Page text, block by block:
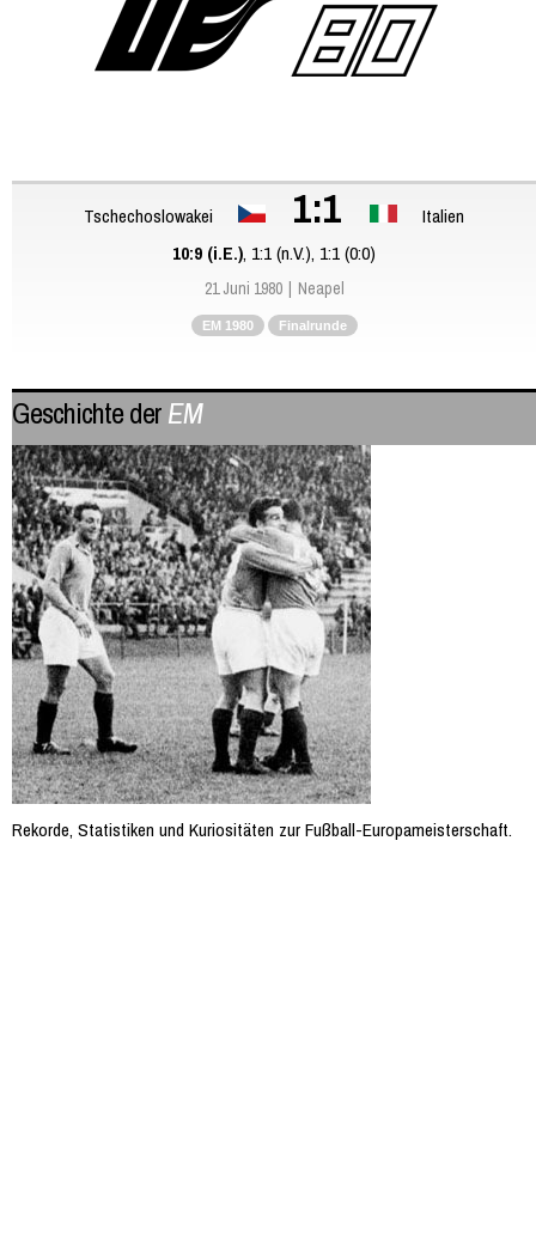
Tschechoslowakei 1:1
Italien
10:9 (i.E.), 1:1 (n.V.), 1:1 (0:0)
21 Juni 1980 Neapel
EM 1980 Finalrunde
Geschichte derEM
Rekorde, Statistiken und Kuriositäten zur Fußball-Europameisterschaft.